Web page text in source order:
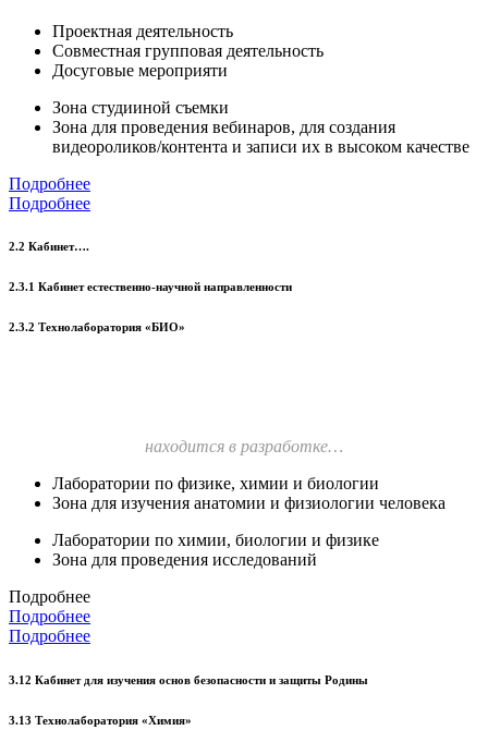
Проектная деятельность
Совместная групповая деятельность
Досуговые мероприяти
Зона студииной съемки
Зона для проведения вебинаров, для создания
видеороликов/контента и записи их в высоком качестве
Подробнее
Подробнее
2.2 Кабинет….
2.3.1 Кабинет естественно-научной направленности
2.3.2 Технолаборатория «БИО»
находится в разработке…
Лаборатории по физике, химии и биологии
Зона для изучения анатомии и физиологии человека
Лаборатории по химии, биологии и физике
Зона для проведения исследований
Подробнее
Подробнее
Подробнее
3.12 Кабинет для изучения основ безопасности и защиты Родины
3.13 Технолаборатория «Химия»